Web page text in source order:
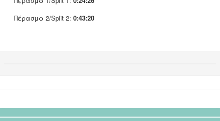
Πέρασμα 2/Split 2: 0:43:20